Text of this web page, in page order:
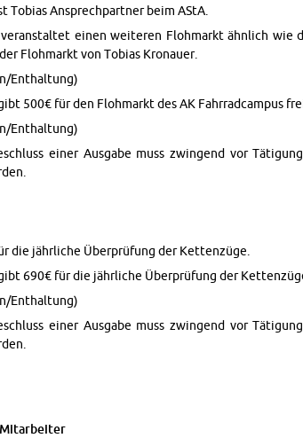
To­bias Ansprech­part­ner beim AStA.
ve­r­anstal­tet einen weit­eren Flohmarkt ähn­lich wie
Flohmarkt von To­bias Kro­nauer.
En­thal­tung)
500€ für den Flohmarkt des AK Fahrrad­cam­pus
En­thal­tung)
einer Aus­gabe muss zwin­gend vor
die jährliche Überprüfung der Ket­tenzüge.
690€ für die jährliche Überprüfung der
En­thal­tung)
einer Aus­gabe muss zwin­gend vor
Mi­tar­beiter